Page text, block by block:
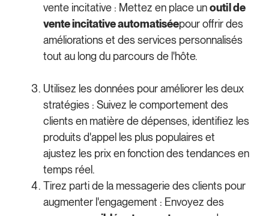
vente incitative : Mettez en place unoutil de
vente incitative automatiséepour offrir des
améliorations et des services personnalisés
tout au long du parcours de l'hôte.
Utilisez les données pour améliorer les deux
stratégies :Suivez le comportement des
clients en matière de dépenses, identifiez les
produits d'appel les plus populaires et
ajustez les prix en fonction des tendances en
temps réel.
Tirez parti de la messagerie des clients pour
augmenter l'engagement : Envoyez des